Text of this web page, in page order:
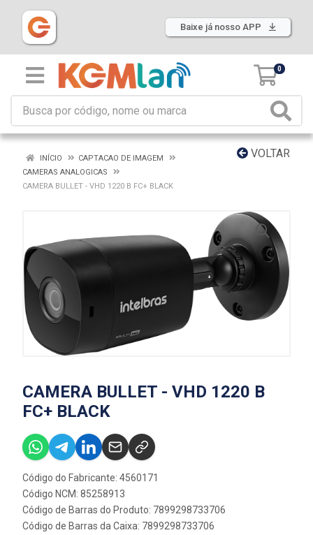
Baixe já nosso APP
0
VOLTAR
INÍCIO
CAPTACAO DE IMAGEM
CAMERAS ANALOGICAS
CAMERA BULLET - VHD 1220 B FC+ BLACK
CAMERA BULLET - VHD 1220 B
FC+ BLACK
Código do Fabricante: 4560171
Código NCM: 85258913
Código de Barras do Produto: 7899298733706
Código de Barras da Caixa: 7899298733706